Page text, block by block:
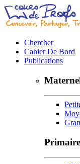
Chercher
Cahier De Bord
Publications
Primaire